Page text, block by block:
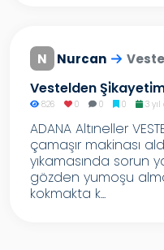
N Nurcan
Vestelden
826 0 0 0 3 yıl
ADANA Altıneller
çamaşır makinası
yıkamasında sorun
gözden yumoşu
kokmakta k...